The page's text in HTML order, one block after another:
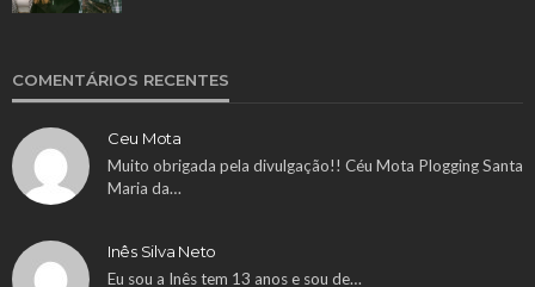
COMENTÁRIOS RECENTES
Ceu Mota
Muito obrigada pela divulgação!! Céu Mota Plogging Santa
Maria da…
Inês Silva Neto
Eu sou a Inês tem 13 anos e sou de…